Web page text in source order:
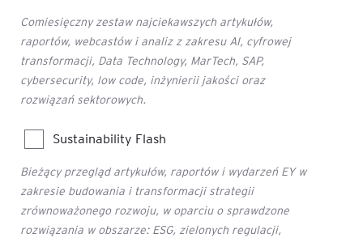
Comiesięczny zestaw najciekawszych artykułów,
raportów, webcastów i analiz z zakresu AI, cyfrowej
transformacji, Data Technology, MarTech, SAP,
cybersecurity, low code, inżynierii jakości oraz
rozwiązań sektorowych.
Sustainability Flash
Bieżący przegląd artykułów, raportów i wydarzeń EY w
zakresie budowania i transformacji strategii
zrównoważonego rozwoju, w oparciu o sprawdzone
rozwiązania w obszarze: ESG, zielonych regulacji,